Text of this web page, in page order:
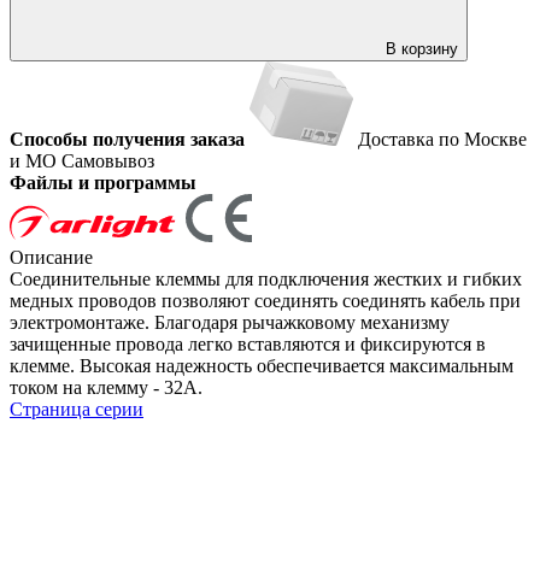
В корзину
Способы получения заказа
Доставка по Москве
и МО Самовывоз
Файлы и программы
Описание
Соединительные клеммы для подключения жестких и гибких
медных проводов позволяют соединять соединять кабель при
электромонтаже. Благодаря рычажковому механизму
зачищенные провода легко вставляются и фиксируются в
клемме. Высокая надежность обеспечивается максимальным
током на клемму - 32А.
Страница серии